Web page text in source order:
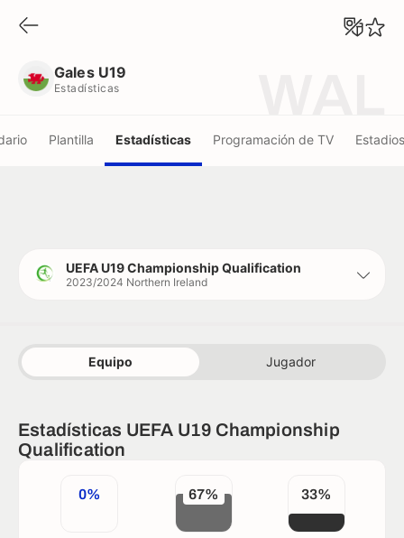
Gales U19
Estadísticas
Plantilla Estadísticas Programación de TV Estadios
UEFA U19 Championship Qualification
2023/2024 Northern Ireland
Equipo Jugador
Estadísticas UEFA U19 Championship
Qualification
0% 67% 33%